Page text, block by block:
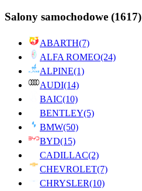
Salony samochodowe (1617)
ABARTH(7)
ALFA ROMEO(24)
ALPINE(1)
AUDI(14)
BAIC(10)
BENTLEY(5)
BMW(50)
BYD(15)
CADILLAC(2)
CHEVROLET(7)
CHRYSLER(10)